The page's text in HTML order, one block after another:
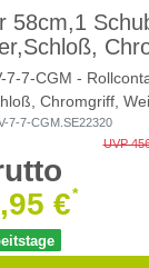
58cm,1
7-7-CGM -
Chromgriff,
7-7-CGM.SE22320
UVP
€
*